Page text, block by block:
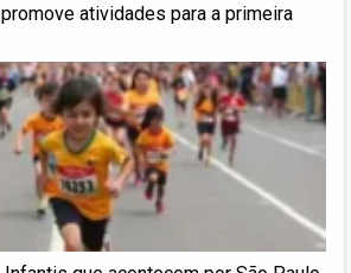
atividades para a primeira